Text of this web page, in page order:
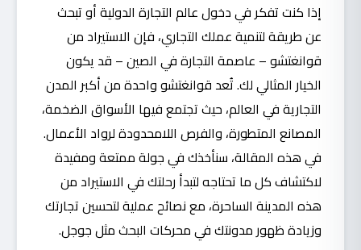
إذا كنت تفكر في دخول عالم التجارة الدولية أو تبحث
عن طريقة لتنمية عملك التجاري، فإن الاستيراد من
قوانغتشو – عاصمة التجارة في الصين – قد يكون
الخيار المثالي لك. تُعد قوانغتشو واحدة من أكبر المدن
التجارية في العالم، حيث تجتمع فيها الأسواق الضخمة،
المصانع المتطورة، والفرص اللامحدودة لرواد الأعمال.
في هذه المقالة، سنأخذك في جولة ممتعة ومفيدة
لاكتشاف كل ما تحتاجه لتبدأ رحلتك في الاستيراد من
هذه المدينة الساحرة، مع نصائح عملية لتحسين تجارتك
وزيادة ظهور مدونتك في محركات البحث مثل جوجل.